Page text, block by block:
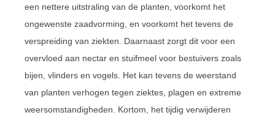
een nettere uitstraling van de planten, voorkomt het
ongewenste zaadvorming, en voorkomt het tevens de
verspreiding van ziekten. Daarnaast zorgt dit voor een
overvloed aan nectar en stuifmeel voor bestuivers zoals
bijen, vlinders en vogels. Het kan tevens de weerstand
van planten verhogen tegen ziektes, plagen en extreme
weersomstandigheden. Kortom, het tijdig verwijderen